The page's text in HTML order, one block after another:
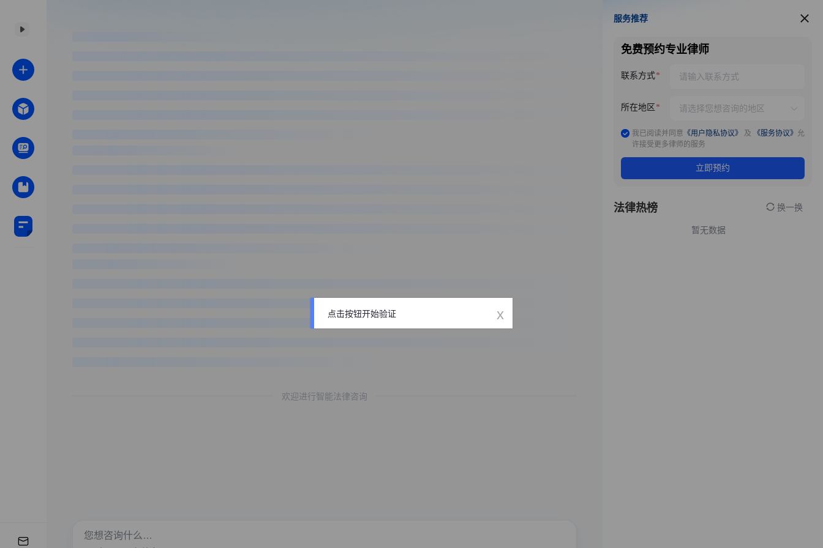
欢迎进行智能法律咨询
服务推荐
服务推荐
免费预约专业律师
联系方式
所在地区
我已阅读并同意 《用户隐私协议》 及 《服务协议》 允
许接受更多律师的服务
立即预约
法律热榜 换一换
暂无数据
点击按钮开始验证 x